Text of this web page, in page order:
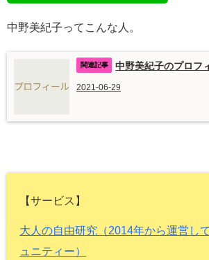
中野美紀子ってこんな人。
中野美紀子のプロフ
2021-06-29
【サービス】
大人の自由研究（2014年から運営し
ュニティー）